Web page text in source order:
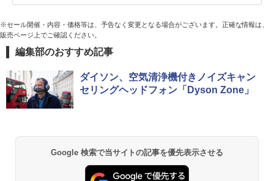
※セール開催・内容・価格等は、予告なく変更となる場合がございます。正確な情報は、
販売ページ上でご確認ください。
編集部のおすすめ記事
ダイソン、空気清浄機付きノイズキャン
セリングヘッドフォン「Dyson Zone」
Google 検索で当サイトの記事を優先表示させる